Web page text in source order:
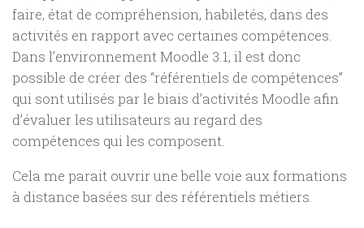
faire, état de compréhension, habiletés, dans des
activités en rapport avec certaines compétences.
Dans l’environnement Moodle 3.1, il est donc
possible de créer des “référentiels de compétences”
qui sont utilisés par le biais d’activités Moodle afin
d’évaluer les utilisateurs au regard des
compétences qui les composent.
Cela me parait ouvrir une belle voie aux formations
à distance basées sur des référentiels métiers.